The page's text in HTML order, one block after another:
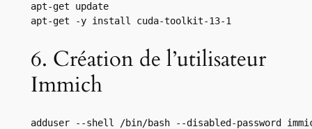
apt-get update
apt-get -y install cuda-toolkit-13-1
6. Création de l’utilisateur
Immich
adduser --shell /bin/bash --disabled-password